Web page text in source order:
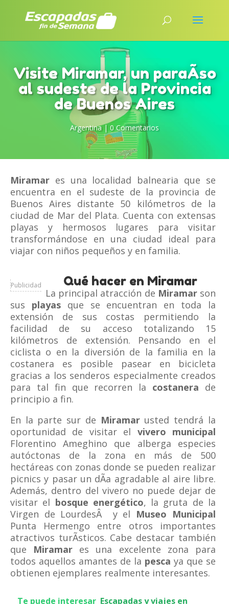
Visite Miramar, un paraÃ­so
al sudeste de la Provincia
de Buenos Aires
Argentina| 0 Comentarios
Miramar es una localidad balnearia que se
encuentra en el sudeste de la provincia de
Buenos Aires distante 50 kilómetros de la
ciudad de Mar del Plata. Cuenta con extensas
playas y hermosos lugares para visitar
transformándose en una ciudad ideal para
viajar con niños pequeños y en familia.
Publicidad Qué hacer en Miramar
La principal atracción de Miramarson
sus playasque se encuentran en toda la
extensión de sus costas permitiendo la
facilidad de su acceso totalizando 15
kilómetros de extensión. Pensando en el
ciclista o en la diversión de la familia en la
costanera es posible pasear en bicicleta
gracias a los senderos especialmente creados
para tal fin que recorren la costanera de
principio a fin.
En la parte sur de Miramarusted tendrá la
oportunidad de visitar el vivero municipal
Florentino Ameghino que alberga especies
autóctonas de la zona en más de 500
hectáreas con zonas donde se pueden realizar
picnics y pasar un dÃ­a agradable al aire libre.
Además, dentro del vivero no puede dejar de
visitar el bosque energético, la gruta de la
Virgen de LourdesÂ y el Museo Municipal
Punta Hermengo entre otros importantes
atractivos turÃ­sticos. Cabe destacar también
que Miramar es una excelente zona para
todos aquellos amantes de la pesca ya que se
obtienen ejemplares realmente interesantes.
Te puede interesar Escapadas y viajes en